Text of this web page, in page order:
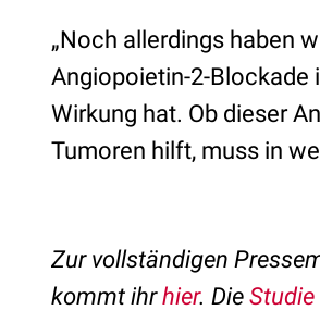
„Noch allerdings haben
Angiopoietin-2-Blockade
Wirkung hat. Ob dieser
Tumoren hilft, muss in
Zur vollständigen
kommt ihrhier. Die Studie